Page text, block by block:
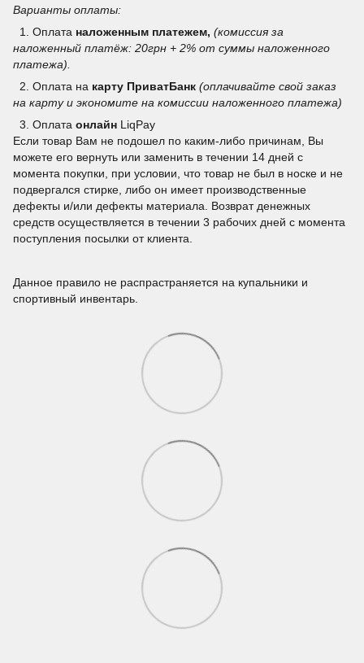
Варианты оплаты:
1. Оплата наложенным платежем, (комиссия за
наложенный платёж: 20грн + 2% от суммы наложенного
платежа).
2. Оплата на карту ПриватБанк (оплачивайте свой заказ
на карту и экономите на комиссии наложенного платежа)
3. Оплата онлайн LiqPay
Если товар Вам не подошел по каким-либо причинам, Вы
можете его вернуть или заменить в течении 14 дней с
момента покупки, при условии, что товар не был в носке и не
подвергался стирке, либо он имеет производственные
дефекты и/или дефекты материала. Возврат денежных
средств осуществляется в течении 3 рабочих дней с момента
поступления посылки от клиента.
Данное правило не распрастраняется на купальники и
спортивный инвентарь.